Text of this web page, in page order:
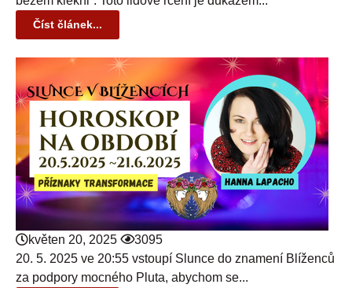
Číst článek...
květen 20, 2025
3095
20. 5. 2025 ve 20:55 vstoupí Slunce do znamení Blíženců
za podpory mocného Pluta, abychom se...